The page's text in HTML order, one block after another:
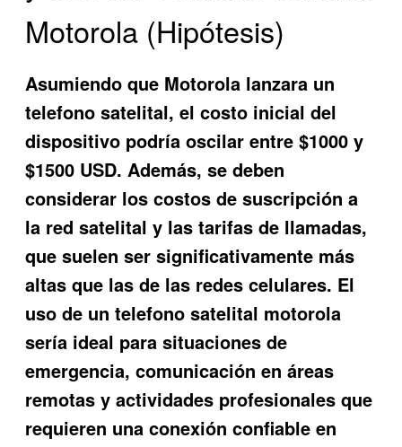
Motorola (Hipótesis)
Asumiendo que Motorola lanzara un
telefono satelital, el costo inicial del
dispositivo podría oscilar entre $1000 y
$1500 USD. Además, se deben
considerar los costos de suscripción a
la red satelital y las tarifas de llamadas,
que suelen ser significativamente más
altas que las de las redes celulares. El
uso de un telefono satelital motorola
sería ideal para situaciones de
emergencia, comunicación en áreas
remotas y actividades profesionales que
requieren una conexión confiable en